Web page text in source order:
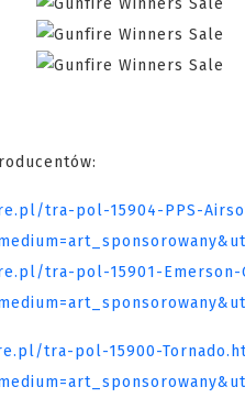
tra-pol-15904-PPS-
tra-pol-15901-Emerson-
tra-pol-15900-